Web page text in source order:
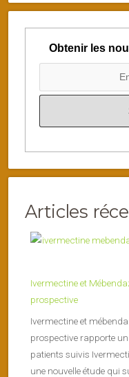
Obtenir les
Articles
Ivermectine et
prospective
Ivermectine et
prospective rapporte
patients suivis
une nouvelle étude qui